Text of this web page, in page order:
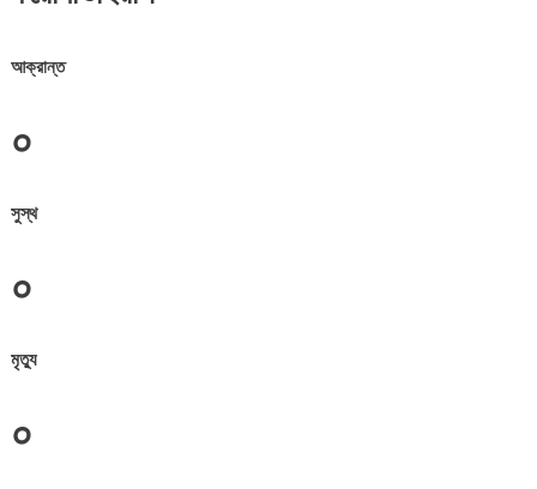
আক্রান্ত
০
সুস্থ
০
মৃত্যু
০